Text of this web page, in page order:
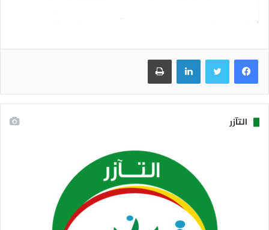
فيسبوك تويتر لينكدإن طباعة
التآزر